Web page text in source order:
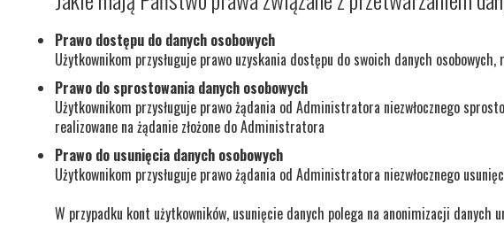
Prawo dostępu do danych osobowych
Użytkownikom przysługuje prawo uzyskania dostępu do swoich danych
Prawo do sprostowania danych osobowych
Użytkownikom przysługuje prawo żądania od Administratora niezwłocznego
realizowane na żądanie złożone do Administratora
Prawo do usunięcia danych osobowych
Użytkownikom przysługuje prawo żądania od Administratora niezwłocznego
W przypadku kont użytkowników, usunięcie danych polega na anonimizacji danych